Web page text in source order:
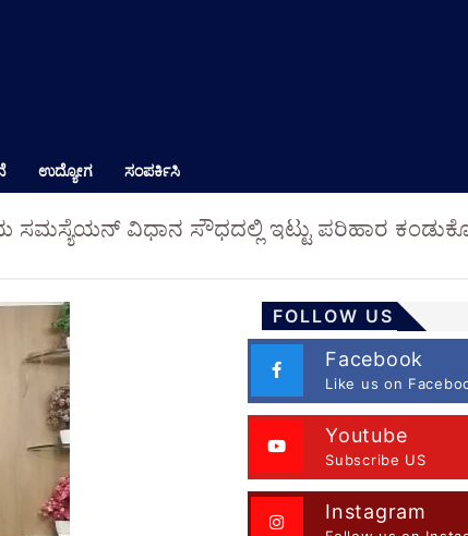
ಉದ್ಯೋಗ ಸಂಪರ್ಕಿಸಿ
ಸಮಸ್ಯೆಯನ್ ವಿಧಾನ ಸೌಧದಲ್ಲಿ ಇಟ್ಟು ಪರಿಹಾರ
FOLLOW US
Facebook
Like us on
Youtube
Subscribe US
Instagram